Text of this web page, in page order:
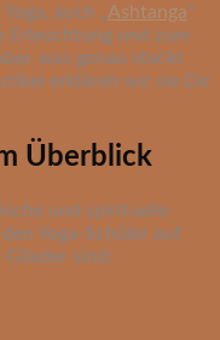
auch „Ashtanga“
Erleuchtung und zum
was genau steckt
erklären wir sie Dir
Überblick
und spirituelle
Yoga-Schüler auf
Glieder sind: